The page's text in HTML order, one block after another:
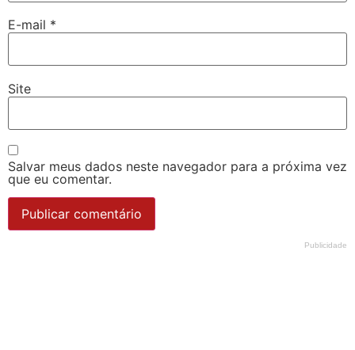
E-mail *
Site
Salvar meus dados neste navegador para a próxima vez
que eu comentar.
Publicidade